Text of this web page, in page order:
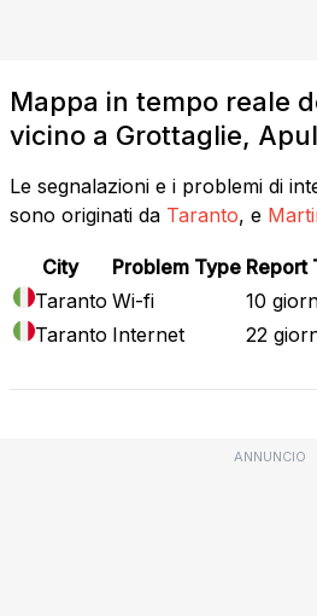
Mappa in tempo reale
vicino a Grottaglie,
Le segnalazioni e i problemi di
sono originati da Taranto, e
City Problem Type Report
Taranto Wi-fi
10
Taranto Internet 22
ANNUNCIO